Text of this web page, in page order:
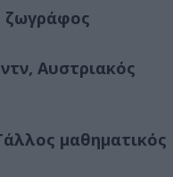
ζωγράφος
Αυστριακός
μαθηματικός